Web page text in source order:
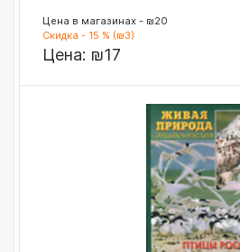
Цена в магазинах - ₪20
Скидка - 15 % (₪3)
Цена: ₪17